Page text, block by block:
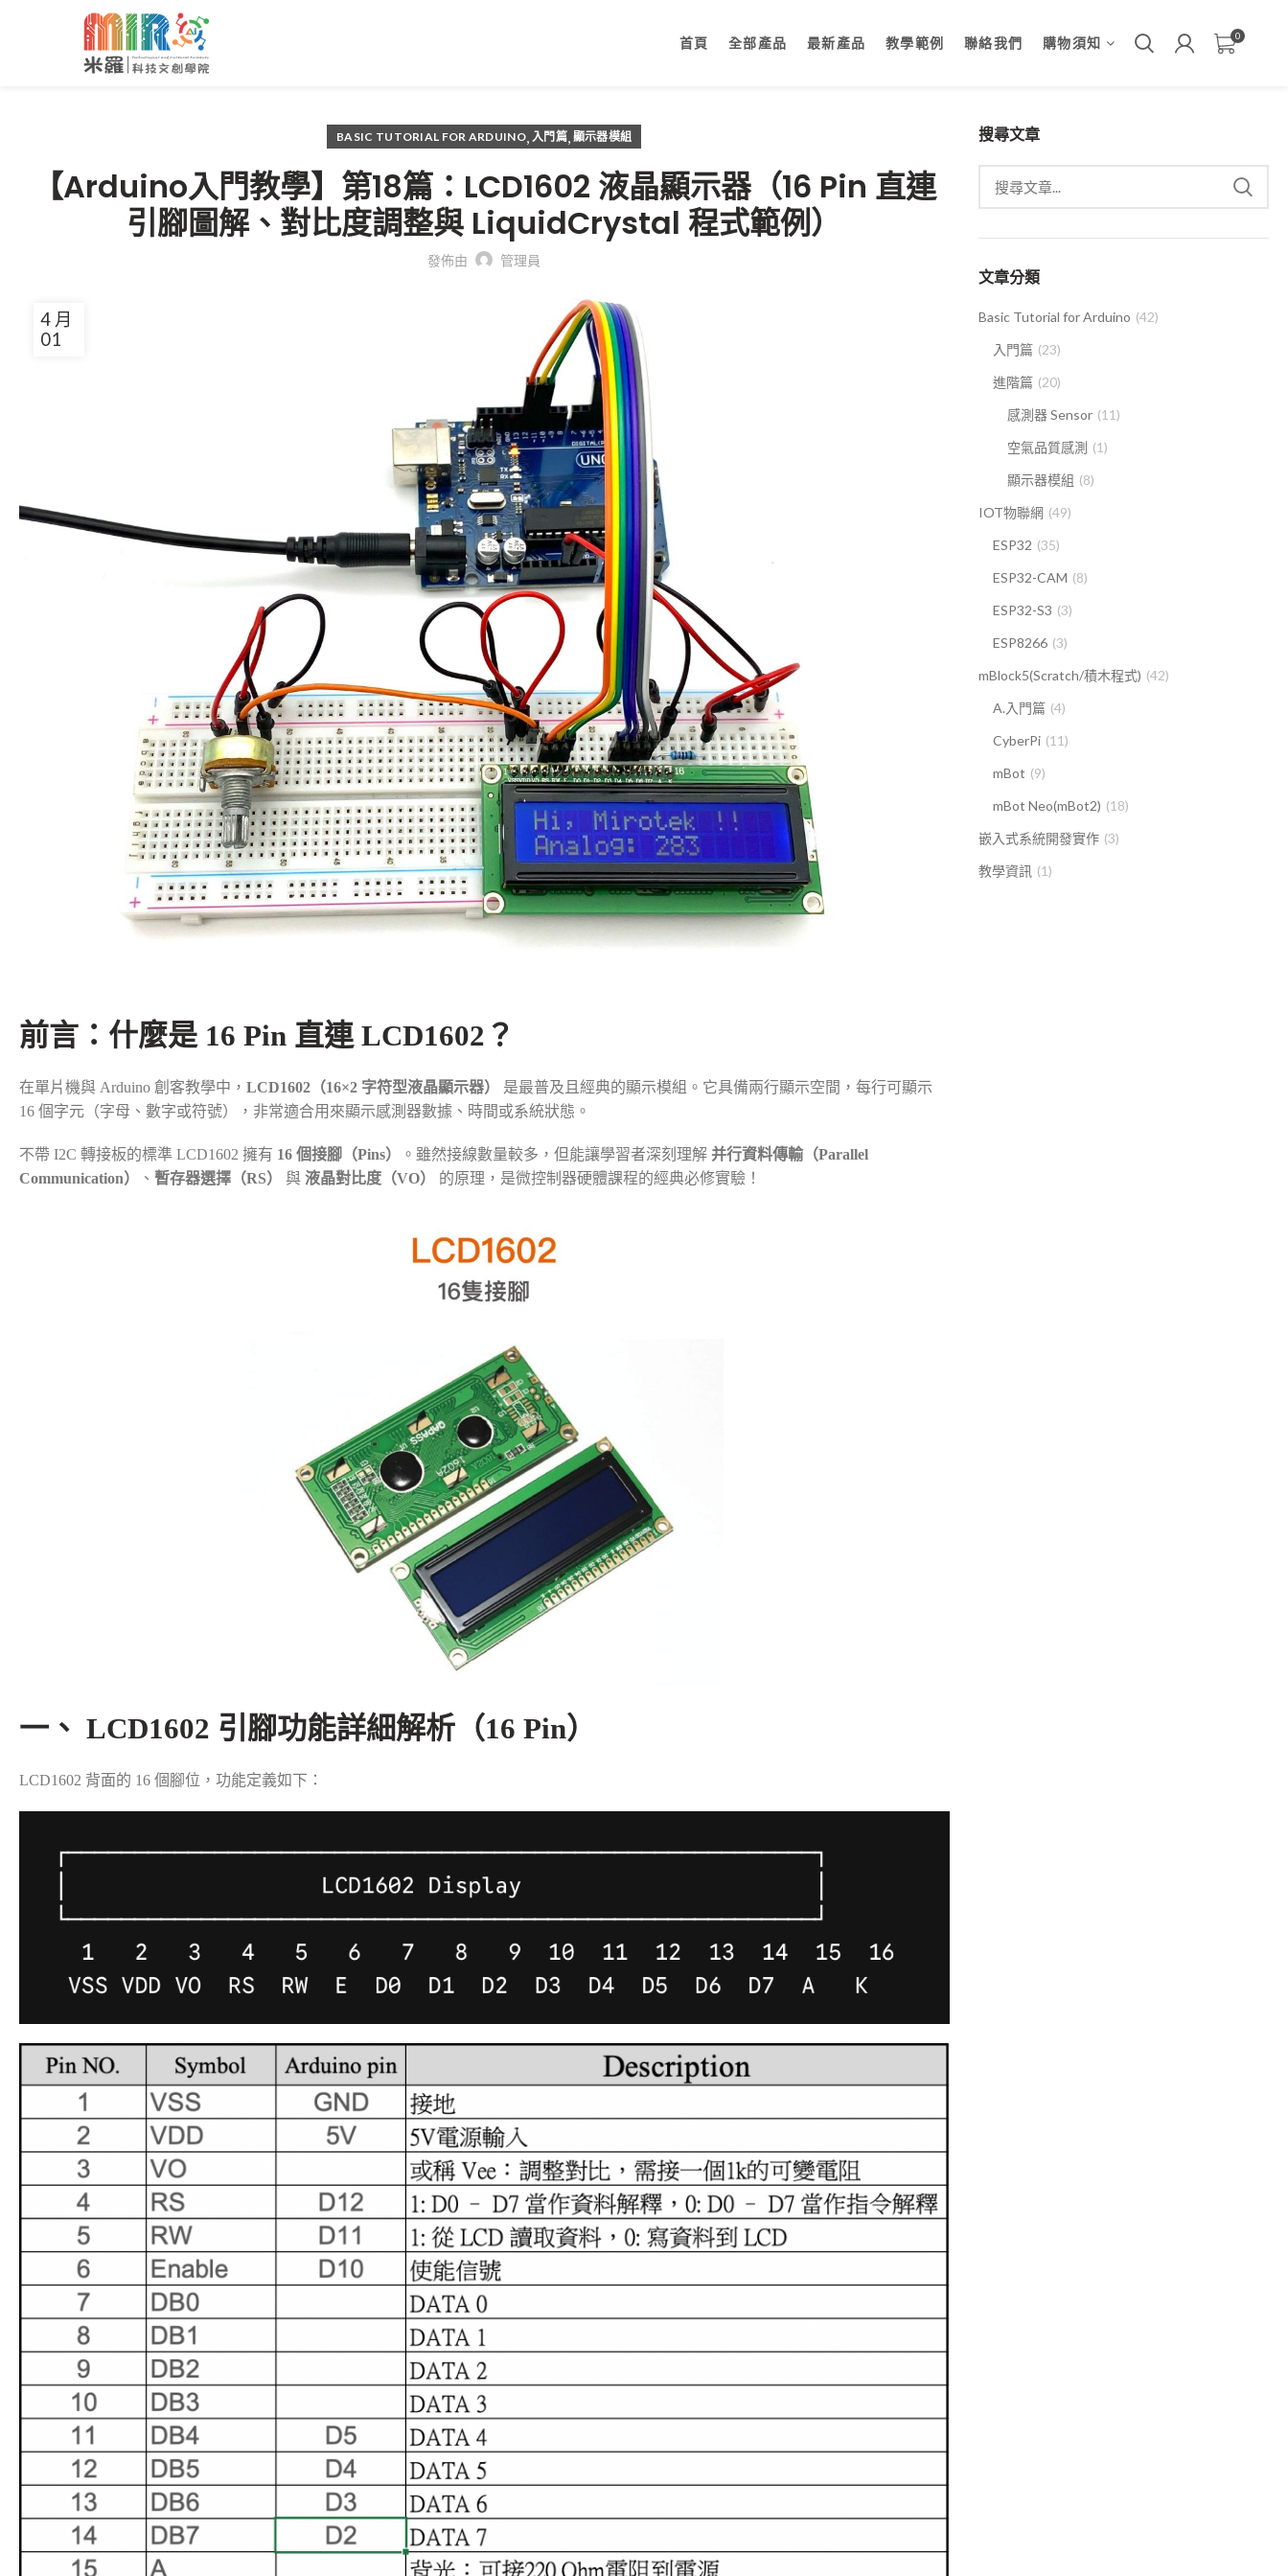
首頁 全部產品 最新產品 教學範例 聯絡我們 購物須知 0
BASIC TUTORIAL FOR ARDUINO, 入門篇, 顯示器模組
【Arduino入門教學】第18篇：LCD1602 液晶顯示器（16 Pin 直連
引腳圖解、對比度調整與 LiquidCrystal 程式範例）
發佈由 管理員
01
4 月
前言：什麼是 16 Pin 直連 LCD1602？
在單片機與 Arduino 創客教學中， LCD1602（16×2 字符型液晶顯示器）
是最普及且經典的顯示模組。它具備兩行顯示空間，每行可顯示
16 個字元（字母、數字或符號），非常適合用來顯示感測器數據、時間或系統狀態。
不帶 I2C 轉接板的標準 LCD1602 擁有 16 個接腳（Pins） 。雖然接線數量較多，但能讓學習者深刻理解 并行資料傳輸（Parallel
Communication）
、 暫存器選擇（RS） 與 液晶對比度（VO） 的原理，是微控制器硬體課程的經典必修實驗！
一、 LCD1602 引腳功能詳細解析（16 Pin）
LCD1602 背面的 16 個腳位，功能定義如下：
搜尋文章
文章分類
Basic Tutorial for Arduino (42)
入門篇 (23)
進階篇 (20)
感測器 Sensor (11)
空氣品質感測 (1)
顯示器模組 (8)
IOT物聯網 (49)
ESP32 (35)
ESP32-CAM (8)
ESP32-S3 (3)
ESP8266 (3)
mBlock5(Scratch/積木程式) (42)
A.入門篇 (4)
CyberPi (11)
mBot (9)
mBot Neo(mBot2) (18)
嵌入式系統開發實作 (3)
教學資訊 (1)